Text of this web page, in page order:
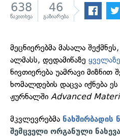
638
წაკითხვა
46
გაზიარება
მეცნიერებმა მასალა
ალმასს, დედამიწაზე
ნივთიერება უამრავი
ხომალდების დაცვა იქნება
ჟურნალშიAdvanced
მკვლევრებმა ნახშირბადის
შემცველი ორგანული